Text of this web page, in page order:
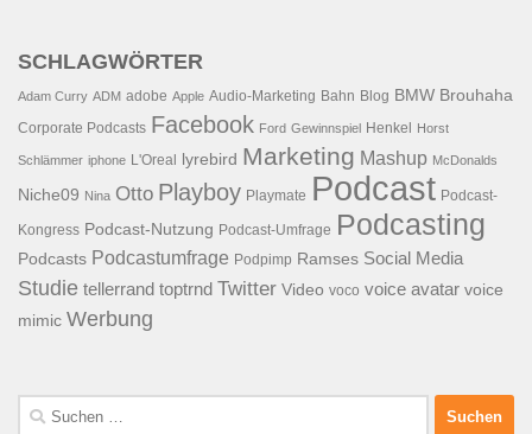
SCHLAGWÖRTER
Adam Curry ADM adobe Apple Audio-Marketing Bahn Blog BMW Brouhaha
Corporate Podcasts Facebook Ford Gewinnspiel Henkel Horst
Schlämmer iphone L'Oreal lyrebird Marketing Mashup McDonalds
Niche09 Nina Otto Playboy Playmate Podcast Podcast-
Kongress Podcast-Nutzung Podcast-Umfrage Podcasting
Podcasts Podcastumfrage Podpimp Ramses Social Media
Studie tellerrand toptrnd Twitter Video voco voice avatar voice
mimic Werbung
Suchen